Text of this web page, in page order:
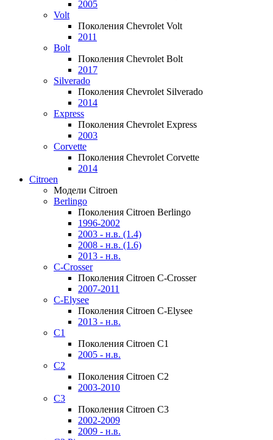
2005
Volt
Поколения Chevrolet Volt
2011
Bolt
Поколения Chevrolet Bolt
2017
Silverado
Поколения Chevrolet Silverado
2014
Express
Поколения Chevrolet Express
2003
Corvette
Поколения Chevrolet Corvette
2014
Citroen
Модели Citroen
Berlingo
Поколения Citroen Berlingo
1996-2002
2003 - н.в. (1.4)
2008 - н.в. (1.6)
2013 - н.в.
C-Crosser
Поколения Citroen C-Crosser
2007-2011
C-Elysee
Поколения Citroen C-Elysee
2013 - н.в.
C1
Поколения Citroen C1
2005 - н.в.
C2
Поколения Citroen C2
2003-2010
C3
Поколения Citroen C3
2002-2009
2009 - н.в.